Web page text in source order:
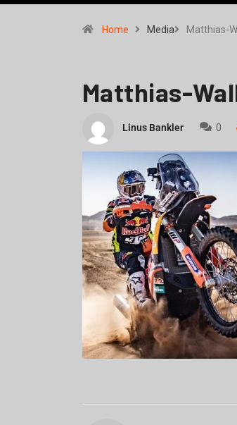
Home Media Matthias-
Matthias-
Linus Bankler 0